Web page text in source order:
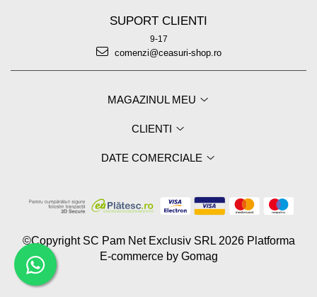
SUPORT CLIENTI
9-17
comenzi@ceasuri-shop.ro
MAGAZINUL MEU
CLIENTI
DATE COMERCIALE
©Copyright SC Pam Net Exclusiv SRL 2026 Platforma
E-commerce by Gomag